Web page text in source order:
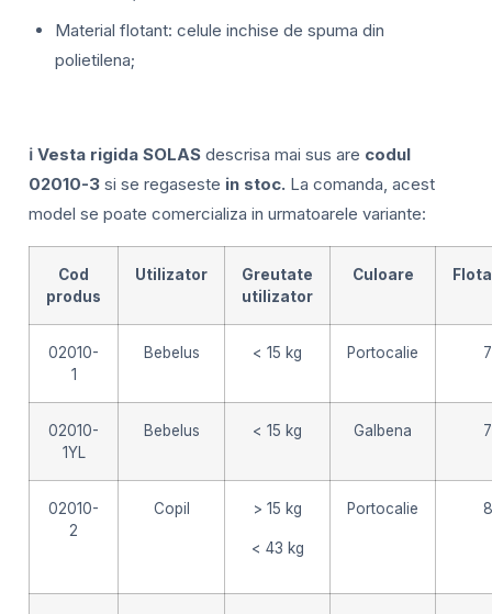
Material flotant: celule inchise de spuma din
polietilena;
ℹ️ Vesta rigida SOLAS descrisa mai sus are codul
02010-3 si se regaseste in stoc. La comanda, acest
model se poate comercializa in urmatoarele variante:
Cod
produs
Utilizator
Greutate
utilizator
Culoare
02010-
1
Bebelus < 15 kg Portocalie
02010-
1YL
Bebelus < 15 kg Galbena
02010-
2
Copil > 15 kg
< 43 kg
Portocalie